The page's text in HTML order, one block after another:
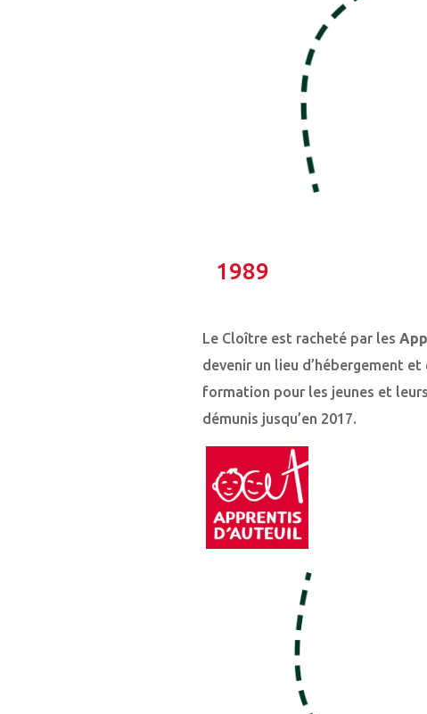
1989
Le Cloître est racheté par les
devenir un lieu d’hébergement et
formation pour les jeunes et
démunis jusqu’en 2017.